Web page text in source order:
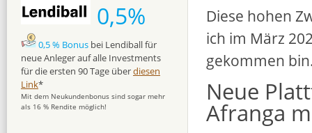
Diese hohen
ich im März
gekommen
Neue
Afranga
0,5%
0,5 % Bonus bei Lendiball für
neue Anleger auf alle Investments
für die ersten 90 Tage überdiesen
Link*
Mit dem Neukundenbonus sind sogar mehr
als 16 % Rendite möglich!